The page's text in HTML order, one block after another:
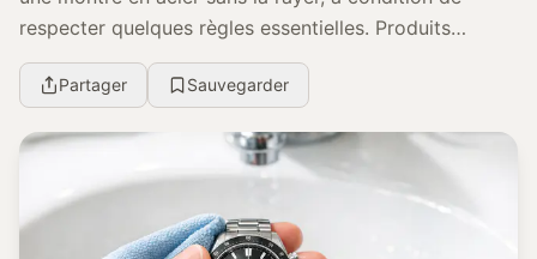
respecter quelques règles essentielles. Produits
adaptés, gestes sûrs et limites à connaître vous...
Partager Sauvegarder